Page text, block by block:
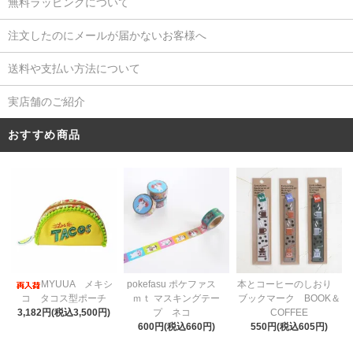
注文したのにメールが届かないお客様へ
送料や支払い方法について
実店舗のご紹介
おすすめ商品
MYUUA メキシ
コ タコス型ポーチ
3,182円(税込3,500円)
pokefasu ポケファス
ｍｔ マスキングテー
プ ネコ
600円(税込660円)
本とコーヒーのしおり
ブックマーク BOOK＆
COFFEE
550円(税込605円)